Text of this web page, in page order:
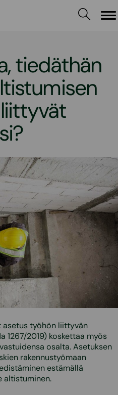
tiedäthän
asetus työhön liittyvän
1267/2019) koskettaa myös
osalta. Asetuksen
rakennustyömaan
estämällä
altistuminen.